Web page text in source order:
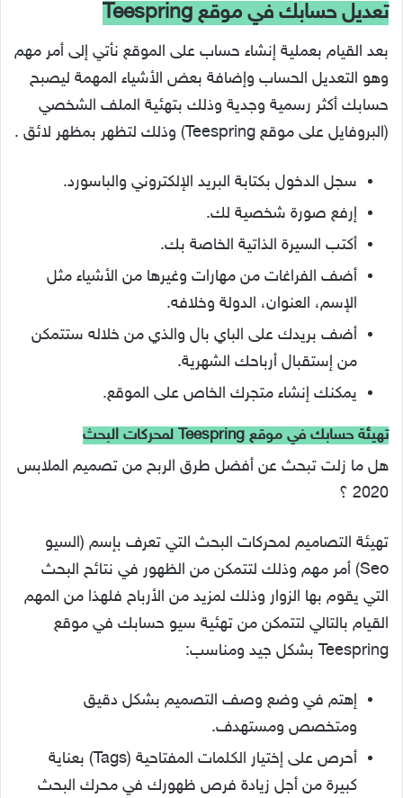
تعديل حسابك في موقع Teespring
بعد القيام بعملية إنشاء حساب على الموقع نأتي إلى أمر مهم
وهو التعديل الحساب وإضافة بعض الأشياء المهمة ليصبح
حسابك أكثر رسمية وجدية وذلك بتهئية الملف الشخصي
(البروفايل على موقع Teespring) وذلك لتظهر بمظهر لائق .
سجل الدخول بكتابة البريد الإلكتروني والباسورد.
إرفع صورة شخصية لك.
أكتب السيرة الذاتية الخاصة بك.
أضف الفراغات من مهارات وغيرها من الأشياء مثل
الإسم، العنوان، الدولة وخلافه.
أضف بريدك على الباي بال والذي من خلاله ستتمكن
من إستقبال أرباحك الشهرية.
يمكنك إنشاء متجرك الخاص على الموقع.
تهيئة حسابك في موقع Teespring لمحركات البحث
هل ما زلت تبحث عن أفضل طرق الربح من تصميم الملابس
2020 ؟
تهيئة التصاميم لمحركات البحث التي تعرف بإسم (السيو
Seo) أمر مهم وذلك لتتمكن من الظهور في نتائح البحث
التي يقوم بها الزوار وذلك لمزيد من الأرباح فلهذا من المهم
القيام بالتالي لتتمكن من تهئية سيو حسابك في موقع
Teespring بشكل جيد ومناسب:
إهتم في وضع وصف التصميم بشكل دقيق
ومتخصص ومستهدف.
أحرص على إختيار الكلمات المفتاحية (Tags) بعناية
كبيرة من أجل زيادة فرص ظهورك في محرك البحث